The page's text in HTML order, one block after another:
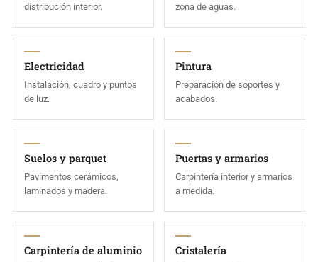
distribución interior.
zona de aguas.
Electricidad
Instalación, cuadro y puntos
de luz.
Pintura
Preparación de soportes y
acabados.
Suelos y parquet
Pavimentos cerámicos,
laminados y madera.
Puertas y armarios
Carpintería interior y armarios
a medida.
Carpintería de aluminio Cristalería